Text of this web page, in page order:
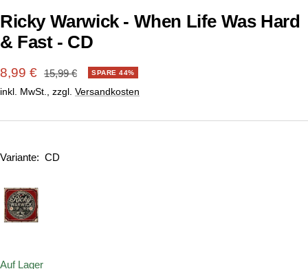
Ricky Warwick - When Life Was Hard
& Fast - CD
Angebotspreis
8,99 € Regulärer
Preis
15,99 € SPARE 44%
inkl. MwSt., zzgl. Versandkosten
Variante: CD
Auf Lager